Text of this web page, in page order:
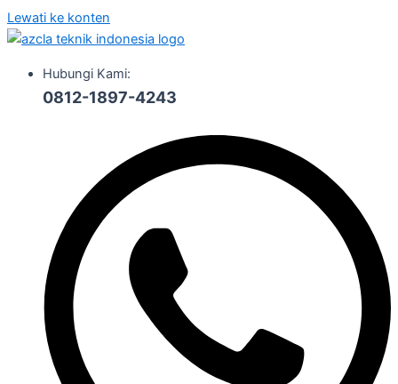
Lewati ke konten
Hubungi Kami:
0812-1897-4243